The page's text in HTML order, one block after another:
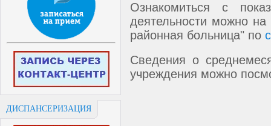
ДИСПАНСЕРИЗАЦИЯ
Ознакомиться с
деятельности можно
районная больница" по
Сведения о
учреждения можно